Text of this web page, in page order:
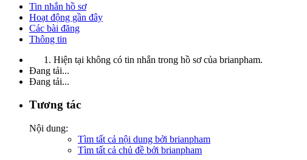
Tin nhắn hồ sơ
Hoạt động gần đây
Các bài đăng
Thông tin
Hiện tại không có tin nhắn trong hồ sơ của brianpham.
Đang tải...
Đang tải...
Tương tác
Nội dung:
Tìm tất cả nội dung bởi brianpham
Tìm tất cả chủ đề bởi brianpham